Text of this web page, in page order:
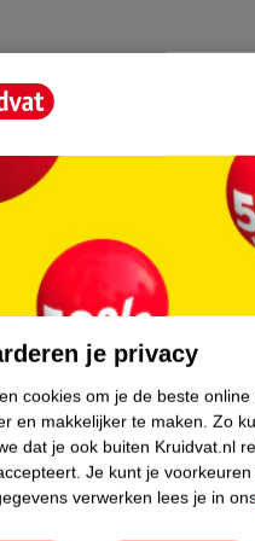
BENZYL ALCOHOL
BUTYL
ALCOHOL, METHYL
CITRATE, BENZYL
1, ( F.I.L N283294/1)
beschikbaar te maken via de
daarom ALTIJD de
en bewaar deze ter referentie
je privacy
cookies om je de beste
en makkelijker te maken. Zo
dat je ook buiten Kruidvat.nl
Je kunt je
verwerken lees je in